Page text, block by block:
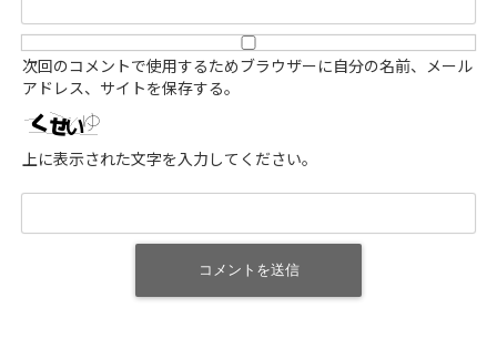
次回のコメントで使用するためブラウザーに自分の名前、メール
アドレス、サイトを保存する。
上に表示された文字を入力してください。